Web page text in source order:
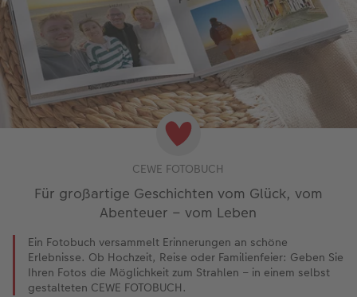
CEWE FOTOBUCH
Für großartige Geschichten vom Glück, vom
Abenteuer – vom Leben
Ein Fotobuch versammelt Erinnerungen an schöne
Erlebnisse. Ob Hochzeit, Reise oder Familienfeier: Geben Sie
Ihren Fotos die Möglichkeit zum Strahlen – in einem selbst
gestalteten CEWE FOTOBUCH.